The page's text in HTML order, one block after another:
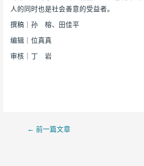
人的同时也是社会善意的受益者。
撰稿｜孙 榕、田佳平
编辑｜位真真
审核｜丁 岩
← 前一篇文章